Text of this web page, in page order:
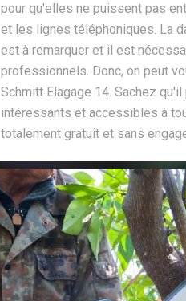
pour qu'elles ne puissent pas
et les lignes téléphoniques. La
est à remarquer et il est
professionnels. Donc, on peut
Schmitt Elagage 14. Sachez
intéressants et accessibles à
totalement gratuit et sans